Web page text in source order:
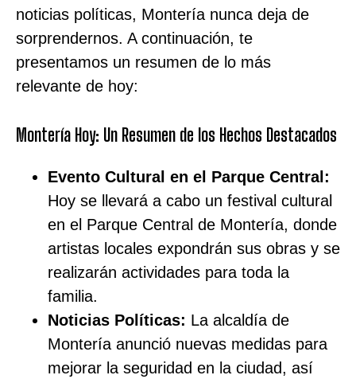
noticias políticas, Montería nunca deja de
sorprendernos. A continuación, te
presentamos un resumen de lo más
relevante de hoy:
Montería Hoy: Un Resumen de los Hechos Destacados
Evento Cultural en el Parque Central:
Hoy se llevará a cabo un festival cultural
en el Parque Central de Montería, donde
artistas locales expondrán sus obras y se
realizarán actividades para toda la
familia.
Noticias Políticas: La alcaldía de
Montería anunció nuevas medidas para
mejorar la seguridad en la ciudad, así